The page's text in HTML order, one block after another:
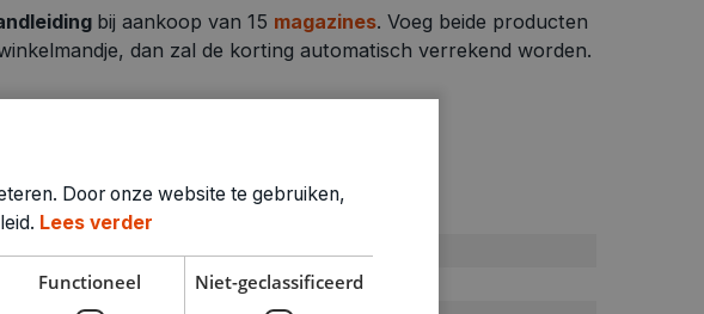
bij aankoop van 15 magazines. Voeg beide producten
dan zal de korting automatisch verrekend worden.
specificaties
Werkvorm/Spel
0.13kg
Door onze website te gebruiken,
Lees verder
Functioneel Niet-geclassificeerd